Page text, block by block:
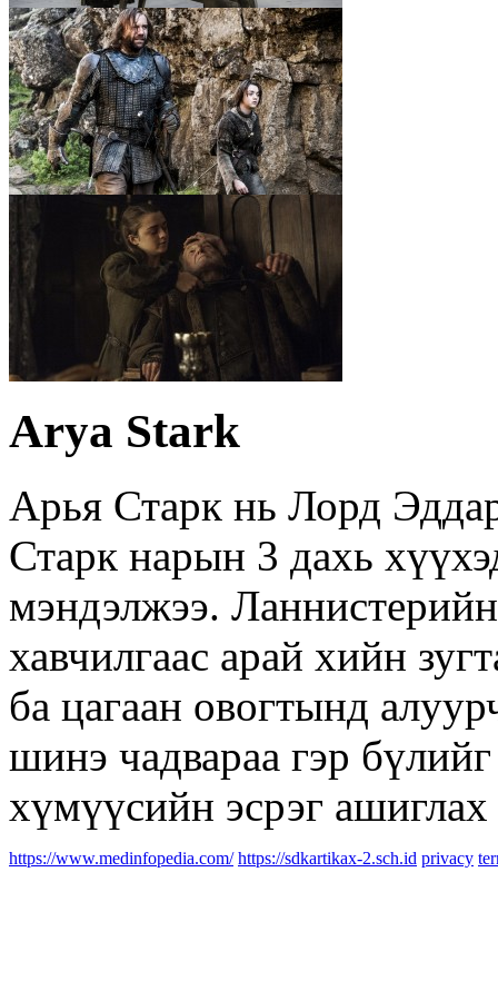
Arya Stark
Арья Старк нь Лорд
Старк нарын 3 дахь
мэндэлжээ.
хавчилгаас арай хийн
ба цагаан овогтынд
шинэ чадвараа гэр
хүмүүсийн эсрэг
https://www.medinfopedia.com/ https://sdkartikax-2.sch.id privacy